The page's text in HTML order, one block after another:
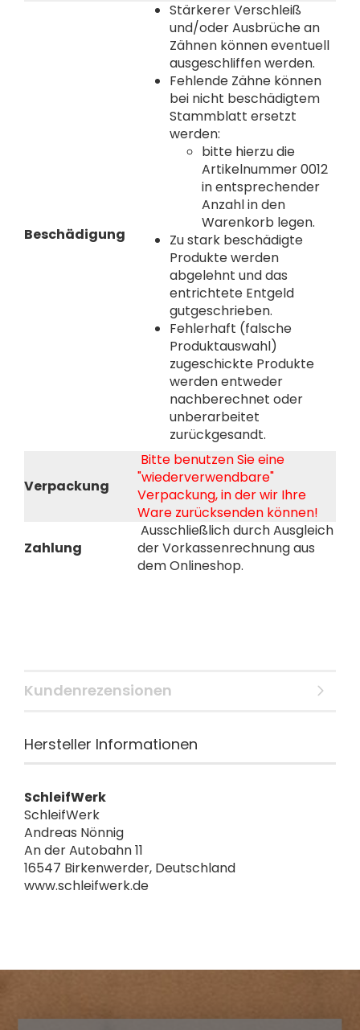
Beschädigung
Stärkerer Verschleiß
und/oder Ausbrüche an
Zähnen können eventuell
ausgeschliffen werden.
Fehlende Zähne können
bei nicht beschädigtem
Stammblatt ersetzt
werden:
bitte hierzu die
Artikelnummer 0012
in entsprechender
Anzahl in den
Warenkorb legen.
Zu stark beschädigte
Produkte werden
abgelehnt und das
entrichtete Entgeld
gutgeschrieben.
Fehlerhaft (falsche
Produktauswahl)
zugeschickte Produkte
werden entweder
nachberechnet oder
unberarbeitet
zurückgesandt.
Verpackung
Bitte benutzen Sie eine
"wiederverwendbare"
Verpackung, in der wir Ihre
Ware zurücksenden können!
Zahlung
Ausschließlich durch Ausgleich
der Vorkassenrechnung aus
dem Onlineshop.
Kundenrezensionen
Hersteller Informationen
SchleifWerk
SchleifWerk
Andreas Nönnig
An der Autobahn 11
16547 Birkenwerder, Deutschland
www.schleifwerk.de